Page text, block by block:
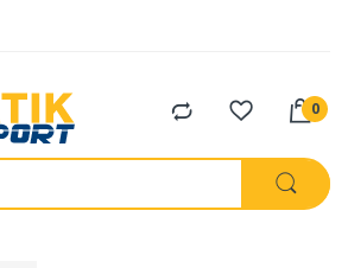
Порівняти
товари